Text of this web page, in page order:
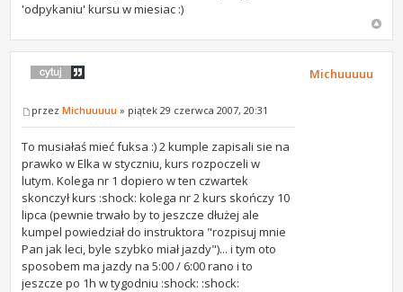
'odpykaniu' kursu w miesiac :)
przezMichuuuuu » piątek 29 czerwca 2007, 20:31
To musiałaś mieć fuksa :) 2 kumple zapisali sie na
prawko w Elka w styczniu, kurs rozpoczeli w
lutym. Kolega nr 1 dopiero w ten czwartek
skonczył kurs :shock: kolega nr 2 kurs skończy 10
lipca (pewnie trwało by to jeszcze dłużej ale
kumpel powiedział do instruktora "rozpisuj mnie
Pan jak leci, byle szybko miał jazdy")... i tym oto
sposobem ma jazdy na 5:00 / 6:00 rano i to
jeszcze po 1h w tygodniu :shock: :shock:
Michuuuuu